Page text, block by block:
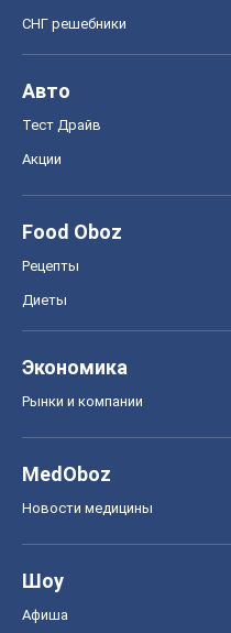
СНГ решебники
Авто
Тест Драйв
Акции
Food Oboz
Рецепты
Диеты
Экономика
Рынки и компании
MedOboz
Новости медицины
Шоу
Афиша